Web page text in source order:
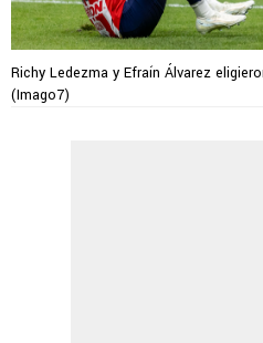
Richy Ledezma y Efraín Álvarez
(Imago7)